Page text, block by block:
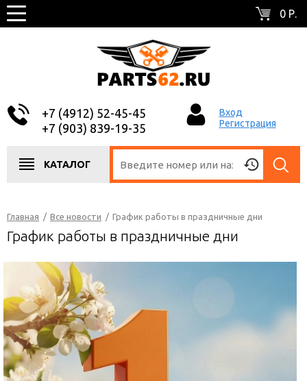
0 Р.
+7 (4912) 52-45-45
+7 (903) 839-19-35
Вход
Регистрация
КАТАЛОГ
Главная / Все новости / График работы в праздничные дни
График работы в праздничные дни